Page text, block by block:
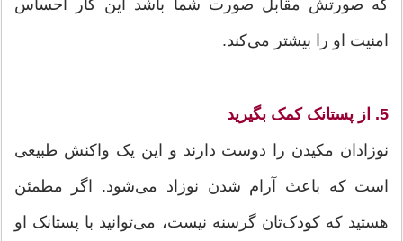
که صورتش مقابل صورت شما باشد این کار احساس
امنیت او را بیشتر می‌کند.
5. از پستانک کمک بگیرید
نوزادان مکیدن را دوست دارند و این یک واکنش طبیعی
است که باعث آرام شدن نوزاد می‌شود. اگر مطمئن
هستید که کودک‌تان گرسنه نیست، می‌توانید با پستانک او